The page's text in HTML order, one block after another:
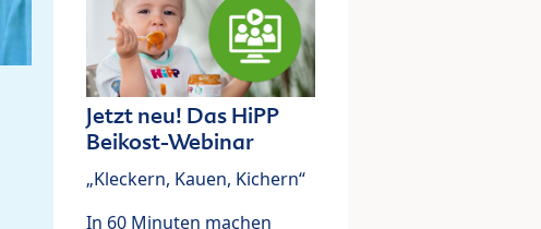
Jetzt neu! Das HiPP
Beikost-Webinar
„Kleckern, Kauen, Kichern“
In 60 Minuten machen